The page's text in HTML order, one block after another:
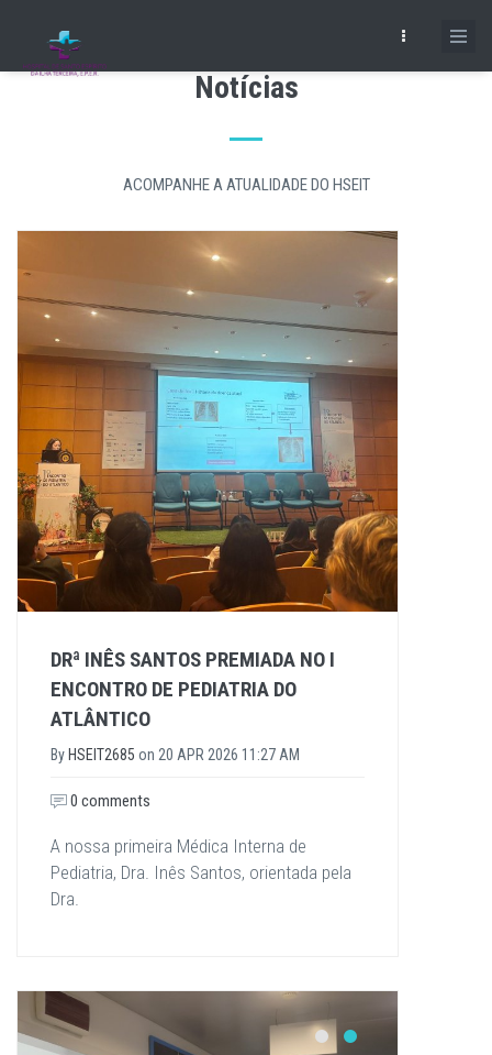
main
Notícias
ACOMPANHE A ATUALIDADE DO HSEIT
DRª INÊS SANTOS PREMIADA NO I
ENCONTRO DE PEDIATRIA DO
ATLÂNTICO
By HSEIT2685 on 20 APR 2026 11:27 AM
0 comments
A nossa primeira Médica Interna de
Pediatria, Dra. Inês Santos, orientada pela
Dra.